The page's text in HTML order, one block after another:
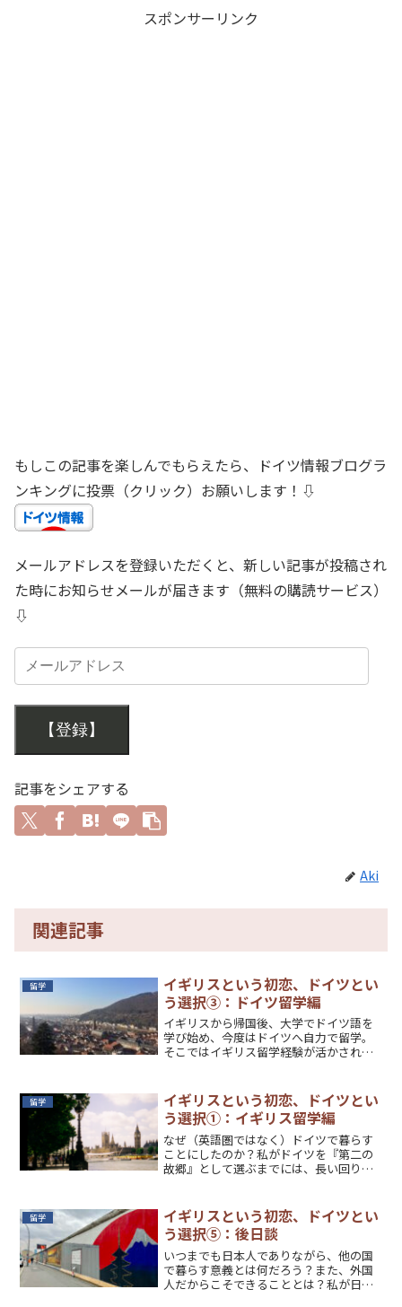
スポンサーリンク
もしこの記事を楽しんでもらえたら、ドイツ情報ブログラ
ンキングに投票（クリック）お願いします！⇩
メールアドレスを登録いただくと、新しい記事が投稿され
た時にお知らせメールが届きます（無料の購読サービス）
⇩
【登録】
記事をシェアする
Aki
関連記事
留学
イギリスという初恋、ドイツとい
う選択③：ドイツ留学編
イギリスから帰国後、大学でドイツ語を
学び始め、今度はドイツへ自力で留学。
そこではイギリス留学経験が活かされ
留学
イギリスという初恋、ドイツとい
う選択①：イギリス留学編
なぜ（英語圏ではなく）ドイツで暮らす
ことにしたのか？私がドイツを『第二の
故郷』として選ぶまでには、長い回り道
留学
イギリスという初恋、ドイツとい
う選択⑤：後日談
いつまでも日本人でありながら、他の国
で暮らす意義とは何だろう？また、外国
人だからこそできることとは？私が日頃